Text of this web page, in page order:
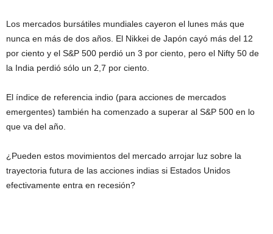
Los mercados bursátiles mundiales cayeron el lunes más que
nunca en más de dos años. El Nikkei de Japón cayó más del 12
por ciento y el S&P 500 perdió un 3 por ciento, pero el Nifty 50 de
la India perdió sólo un 2,7 por ciento.
El índice de referencia indio (para acciones de mercados
emergentes) también ha comenzado a superar al S&P 500 en lo
que va del año.
¿Pueden estos movimientos del mercado arrojar luz sobre la
trayectoria futura de las acciones indias si Estados Unidos
efectivamente entra en recesión?